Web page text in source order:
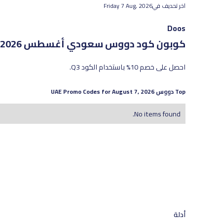
اخر تحديف فيFriday 7 Aug, 2026
Doos
كوبون كود دووس سعوديأغسطس 2026 - أحدث العروض والخصومات الفعّالة
احصل على خصم 10% باستخدام الكود Q3.
TopدووسAugust 7, 2026
No items found.
أدلة